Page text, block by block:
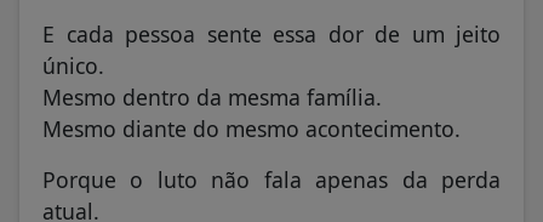
E cada pessoa sente essa dor de um jeito
único.
Mesmo dentro da mesma família.
Mesmo diante do mesmo acontecimento.
Porque o luto não fala apenas da perda
atual.